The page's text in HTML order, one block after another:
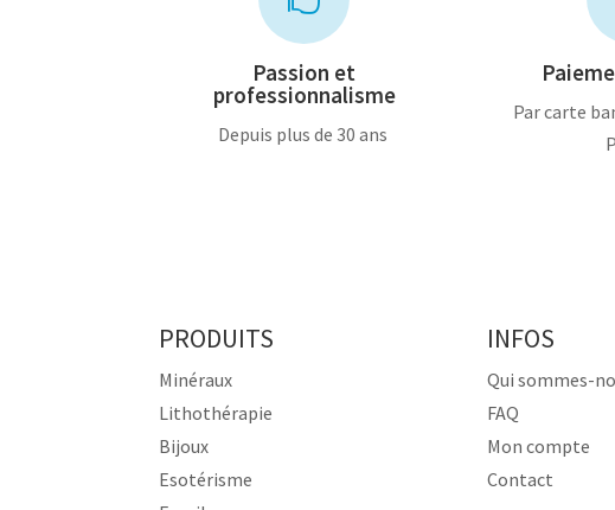
Passion et
professionnalisme
Depuis plus de 30 ans
Par carte
PRODUITS
Minéraux
Lithothérapie
Bijoux
Esotérisme
INFOS
Qui sommes-
FAQ
Mon compte
Contact